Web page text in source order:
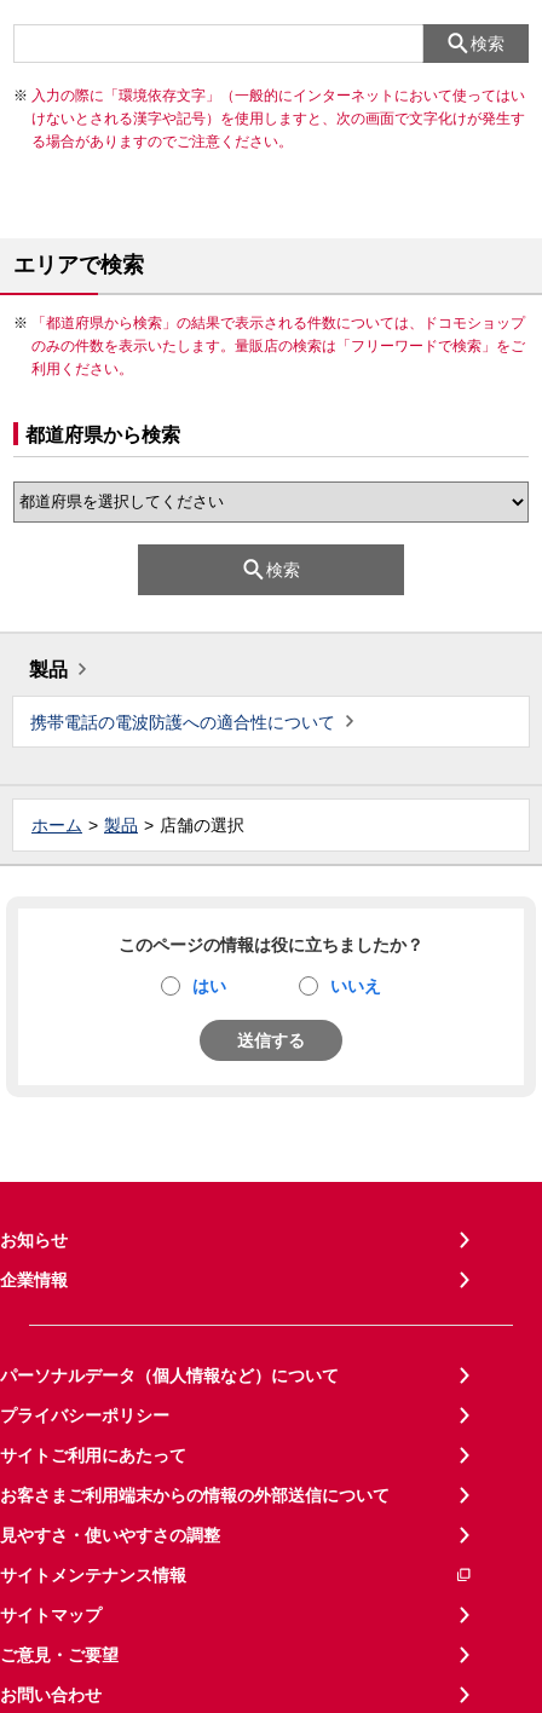
検索
入力の際に「環境依存文字」（一般的にインターネットにおいて使ってはい
けないとされる漢字や記号）を使用しますと、次の画面で文字化けが発生す
る場合がありますのでご注意ください。
エリアで検索
「都道府県から検索」の結果で表示される件数については、ドコモショップ
のみの件数を表示いたします。量販店の検索は「フリーワードで検索」をご
利用ください。
都道府県から検索
検索
製品
携帯電話の電波防護への適合性について
ホーム 製品 店舗の選択
このページの情報は役に立ちましたか？
はい いいえ
送信する
お知らせ
企業情報
パーソナルデータ（個人情報など）について
プライバシーポリシー
サイトご利用にあたって
お客さまご利用端末からの情報の外部送信について
見やすさ・使いやすさの調整
サイトメンテナンス情報
サイトマップ
ご意見・ご要望
お問い合わせ